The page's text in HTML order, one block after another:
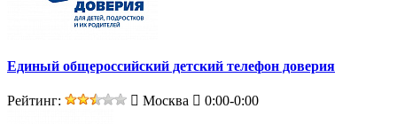
Единый общероссийский детский телефон доверия
Рейтинг: Москва 0:00-0:00